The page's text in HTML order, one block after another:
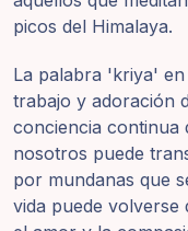
Discursos
Ventas
Donaciones
Areas de
Miembros
picos del Himalaya.
La palabra 'kriya' en
trabajo y adoración
conciencia continua
nosotros puede
por mundanas que
vida puede volverse